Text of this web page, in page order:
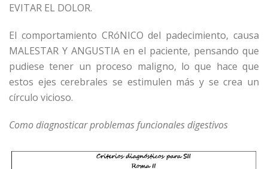
EVITAR EL DOLOR.
El comportamiento CRóNICO del padecimiento, causa
MALESTAR Y ANGUSTIA en el paciente, pensando que
pudiese tener un proceso maligno, lo que hace que
estos ejes cerebrales se estimulen más y se crea un
círculo vicioso.
Como diagnosticar problemas funcionales digestivos